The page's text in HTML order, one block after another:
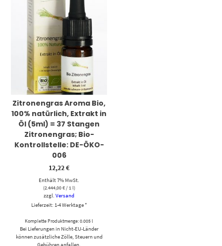
Zitronengras Aroma Bio,
100% natürlich, Extrakt in
Öl (5ml) = 37 Stangen
Zitronengras; Bio-
Kontrollstelle: DE-ÖKO-
006
12,22€
Enthält 7% MwSt.
(2.444,00€/ 1 l)
zzgl.Versand
Lieferzeit: 1-4 Werktage *
Komplette Produktmenge: 0.005 l
Bei Lieferungen in Nicht-EU-Länder
können zusätzliche Zölle, Steuern und
Gebühren anfallen.